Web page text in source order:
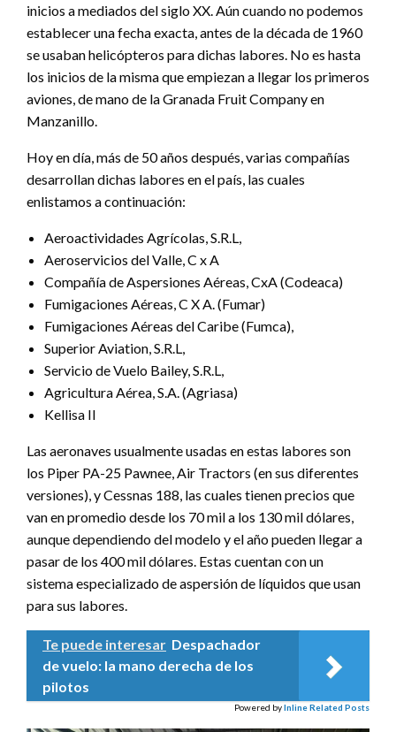
inicios a mediados del siglo XX. Aún cuando no podemos
establecer una fecha exacta, antes de la década de 1960
se usaban helicópteros para dichas labores. No es hasta
los inicios de la misma que empiezan a llegar los primeros
aviones, de mano de la Granada Fruit Company en
Manzanillo.
Hoy en día, más de 50 años después, varias compañías
desarrollan dichas labores en el país, las cuales
enlistamos a continuación:
Aeroactividades Agrícolas, S.R.L,
Aeroservicios del Valle, C x A
Compañía de Aspersiones Aéreas, CxA (Codeaca)
Fumigaciones Aéreas, C X A. (Fumar)
Fumigaciones Aéreas del Caribe (Fumca),
Superior Aviation, S.R.L,
Servicio de Vuelo Bailey, S.R.L,
Agricultura Aérea, S.A. (Agriasa)
Kellisa II
Las aeronaves usualmente usadas en estas labores son
los Piper PA-25 Pawnee, Air Tractors (en sus diferentes
versiones), y Cessnas 188, las cuales tienen precios que
van en promedio desde los 70 mil a los 130 mil dólares,
aunque dependiendo del modelo y el año pueden llegar a
pasar de los 400 mil dólares. Estas cuentan con un
sistema especializado de aspersión de líquidos que usan
para sus labores.
Te puede interesar Despachador
de vuelo: la mano derecha de los
pilotos
Powered byInline Related Posts